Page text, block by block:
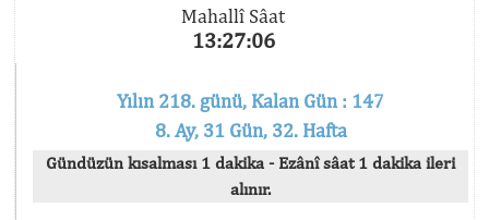
Mahallî Sâat
13:27:06
Yılın 218. günü, Kalan Gün : 147
8. Ay, 31 Gün, 32. Hafta
Gündüzün kısalması 1 dakika - Ezânî sâat 1 dakika ileri
alınır.